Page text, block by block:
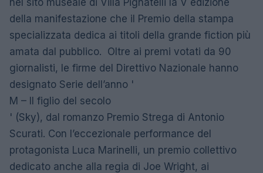
nel sito museale di Villa Pignatelli la V edizione
della manifestazione che il Premio della stampa
specializzata dedica ai titoli della grande fiction più
amata dal pubblico. Oltre ai premi votati da 90
giornalisti, le firme del Direttivo Nazionale hanno
designato Serie dell’anno '
M – Il figlio del secolo
' (Sky), dal romanzo Premio Strega di Antonio
Scurati. Con l’eccezionale performance del
protagonista Luca Marinelli, un premio collettivo
dedicato anche alla regia di Joe Wright, ai